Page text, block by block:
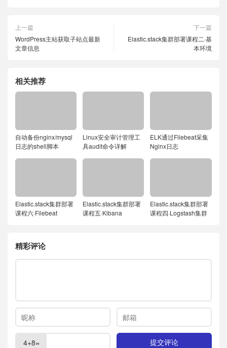
上一篇
WordPress主站获取子站点最新
文章信息
下一篇
Elastic.stack集群部署课程二·基
本环境
相关推荐
自动备份nginx/mysql
日志的shell脚本
Linux安全审计管理工
具audit命令详解
ELK通过Filebeat采集
Nginx日志
Elastic.stack集群部署
课程六·Filebeat
Elastic.stack集群部署
课程五·Kibana
Elastic.stack集群部署
课程四·Logstash集群
精彩评论
4+8=